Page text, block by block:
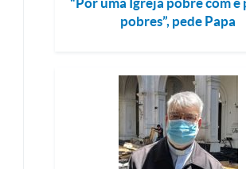
“Por uma Igreja pobre com e
pobres”, pede Papa